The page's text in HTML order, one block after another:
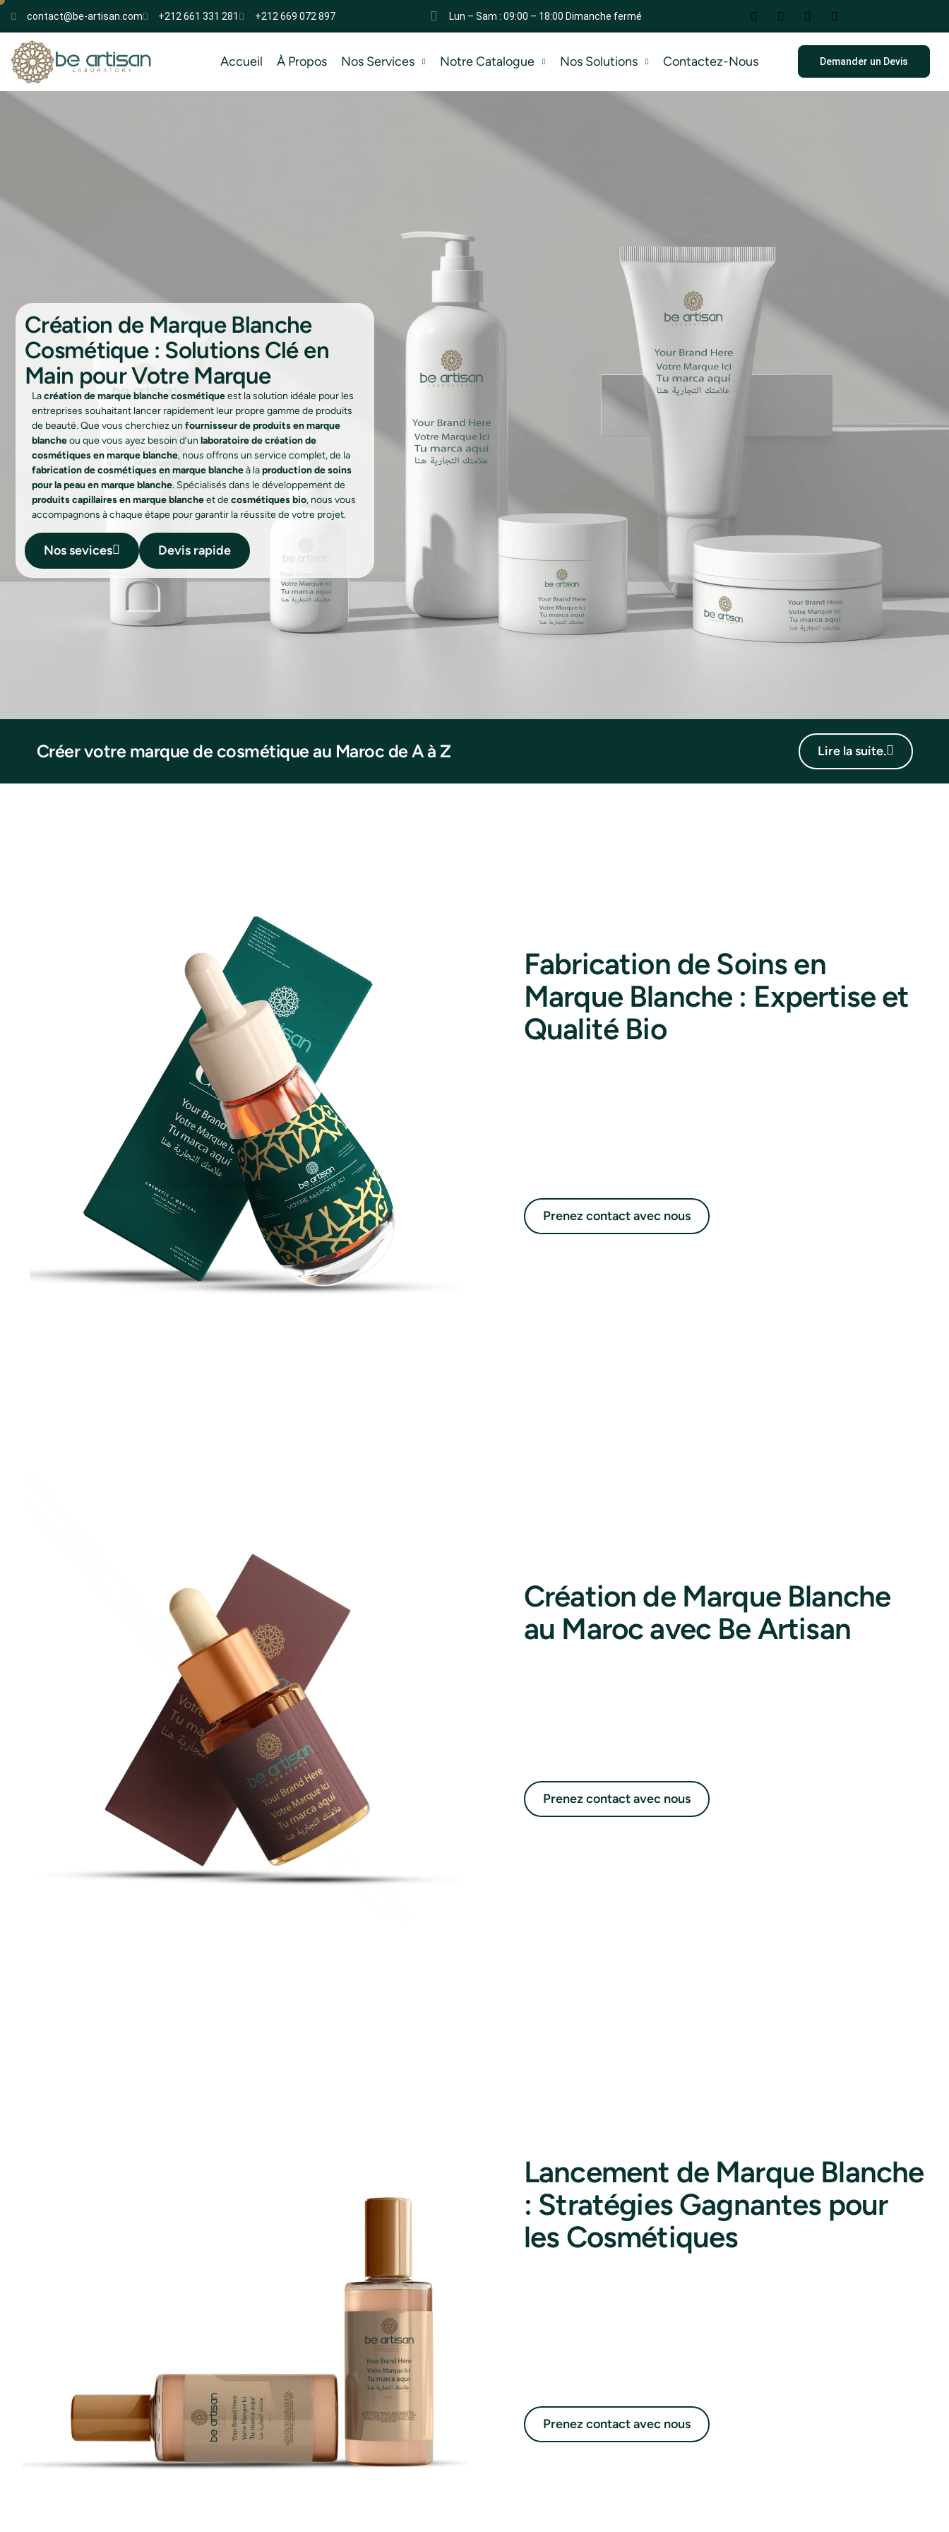
contact@be-artisan.com +212 661 331 281 +212 669 072 897 Lun – Sam : 09:00 – 18:00 Dimanche fermé
Accueil À Propos Nos Services Notre Catalogue Nos Solutions Contactez-Nous Demander un Devis
Création de Marque Blanche
Cosmétique : Solutions Clé en
Main pour Votre Marque
Lacréation de marque blanche cosmétiqueest la solution idéale pour les
entreprises souhaitant lancer rapidement leur propre gamme de produits
de beauté. Que vous cherchiez un fournisseur de produits en marque
blancheou que vous ayez besoin d’un laboratoire de création de
cosmétiques en marque blanche, nous offrons un service complet, de la
fabrication de cosmétiques en marque blancheà laproduction de soins
pour la peau en marque blanche. Spécialisés dans le développement de
produits capillaires en marque blancheet decosmétiques bio, nous vous
accompagnons à chaque étape pour garantir la réussite de votre projet.
Nos sevices Devis rapide
Créer votre marque de cosmétique au Maroc de A à Z Lire la suite.
Fabrication de Soins en
Marque Blanche : Expertise et
Qualité Bio
Prenez contact avec nous
Création de Marque Blanche
au Maroc avec Be Artisan
Prenez contact avec nous
Lancement de Marque Blanche
: Stratégies Gagnantes pour
les Cosmétiques
Prenez contact avec nous